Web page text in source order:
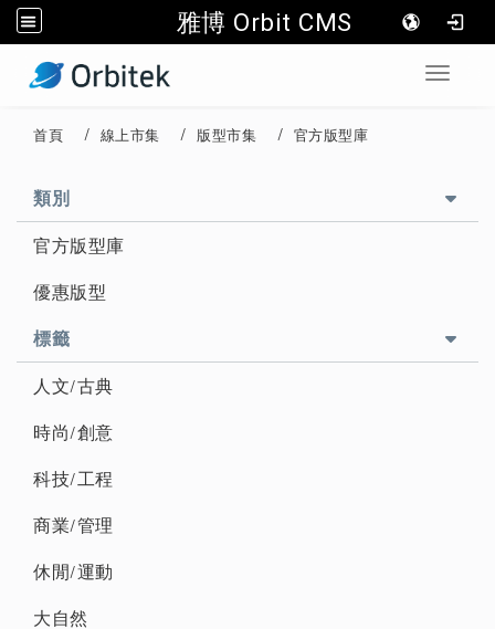
雅博 Orbit CMS
::: Toggle
首頁 線上市集 版型市集 官方版型庫
類別
官方版型庫
優惠版型
標籤
人文/古典
時尚/創意
科技/工程
商業/管理
休閒/運動
大自然